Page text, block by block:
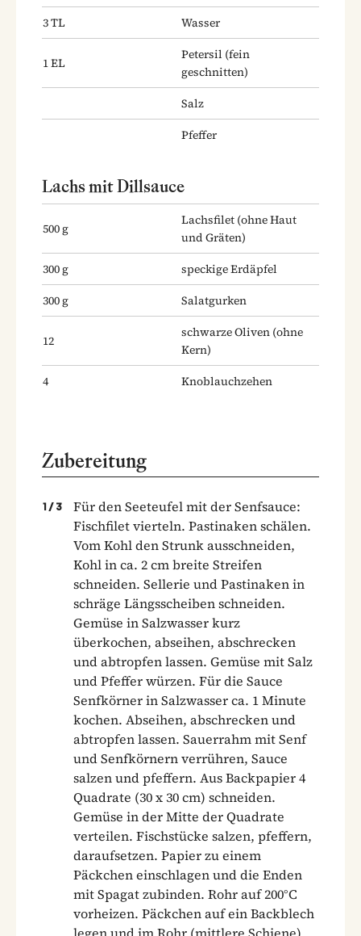
3TL Wasser
1EL
Petersil (fein
geschnitten)
Salz
Pfeffer
Lachs mit Dillsauce
500g
Lachsfilet (ohne Haut
und Gräten)
300g
speckige Erdäpfel
300g Salatgurken
12
schwarze Oliven (ohne
Kern)
4
Knoblauchzehen
Zubereitung
1 / 3
Für den Seeteufel mit der Senfsauce:
Fischfilet vierteln. Pastinaken schälen.
Vom Kohl den Strunk ausschneiden,
Kohl in ca. 2 cm breite Streifen
schneiden. Sellerie und Pastinaken in
schräge Längsscheiben schneiden.
Gemüse in Salzwasser kurz
überkochen, abseihen, abschrecken
und abtropfen lassen. Gemüse mit Salz
und Pfeffer würzen. Für die Sauce
Senfkörner in Salzwasser ca. 1 Minute
kochen. Abseihen, abschrecken und
abtropfen lassen. Sauerrahm mit Senf
und Senfkörnern verrühren, Sauce
salzen und pfeffern. Aus Backpapier 4
Quadrate (30 x 30 cm) schneiden.
Gemüse in der Mitte der Quadrate
verteilen. Fischstücke salzen, pfeffern,
daraufsetzen. Papier zu einem
Päckchen einschlagen und die Enden
mit Spagat zubinden. Rohr auf 200°C
vorheizen. Päckchen auf ein Backblech